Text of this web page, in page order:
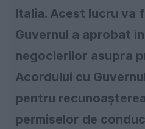
Italia. Acest lucru va
Guvernul a aprobat
negocierilor asupra
Acordului cu
pentru
permiselor de